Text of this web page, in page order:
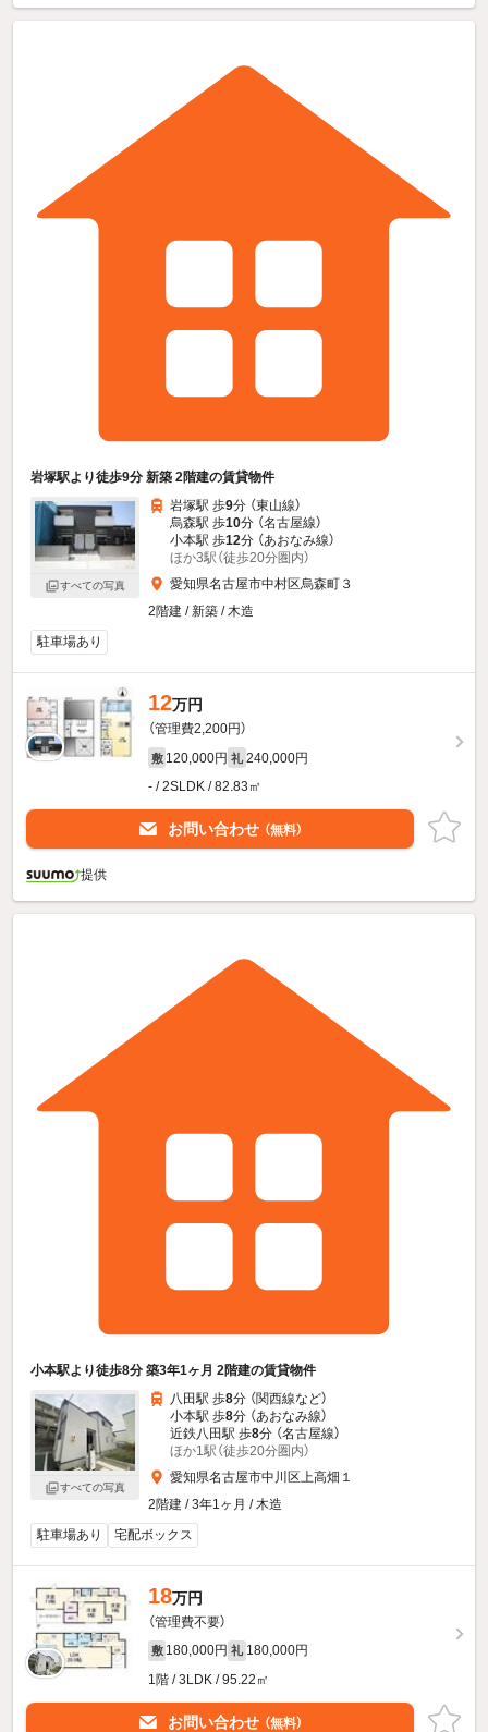
岩塚駅より徒歩9分 新築 2階建の賃貸物件
すべての写真
岩塚駅 歩9分 （東山線）
烏森駅 歩10分 （名古屋線）
小本駅 歩12分 （あおなみ線）
ほか3駅（徒歩20分圏内）
愛知県名古屋市中村区烏森町３
2階建 / 新築 / 木造
駐車場あり
12万円
（管理費2,200円）
敷 120,000円 礼 240,000円
- / 2SLDK / 82.83㎡
お問い合わせ （無料）
提供
小本駅より徒歩8分 築3年1ヶ月 2階建の賃貸物件
すべての写真
八田駅 歩8分 （関西線など）
小本駅 歩8分 （あおなみ線）
近鉄八田駅 歩8分 （名古屋線）
ほか1駅（徒歩20分圏内）
愛知県名古屋市中川区上高畑１
2階建 / 3年1ヶ月 / 木造
駐車場あり
宅配ボックス
18万円
（管理費不要）
敷 180,000円 礼 180,000円
1階 / 3LDK / 95.22㎡
お問い合わせ （無料）